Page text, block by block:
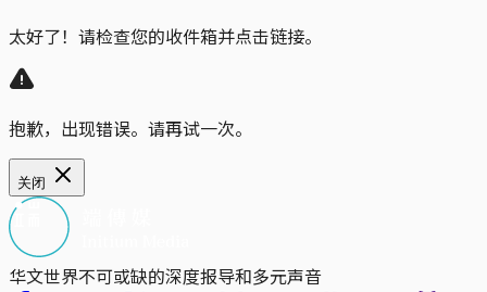
太好了！请检查您的收件箱并点击链接。
抱歉，出现错误。请再试一次。
关闭
华文世界不可或缺的深度报导和多元声音